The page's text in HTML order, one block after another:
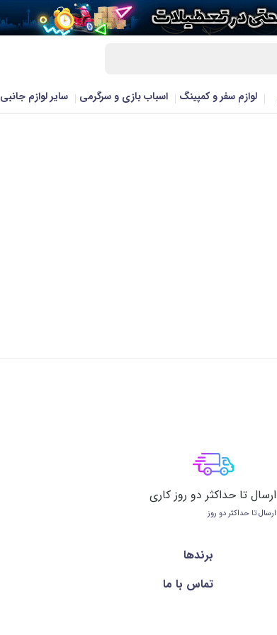
لوازم سفر و کمپینگ اسباب بازی و سرگرمی سایر لوازم جانبی
ارسال تا حداکثر دو روز کاری
ارسال تا حداکثر دو روز
برندها
تماس با ما